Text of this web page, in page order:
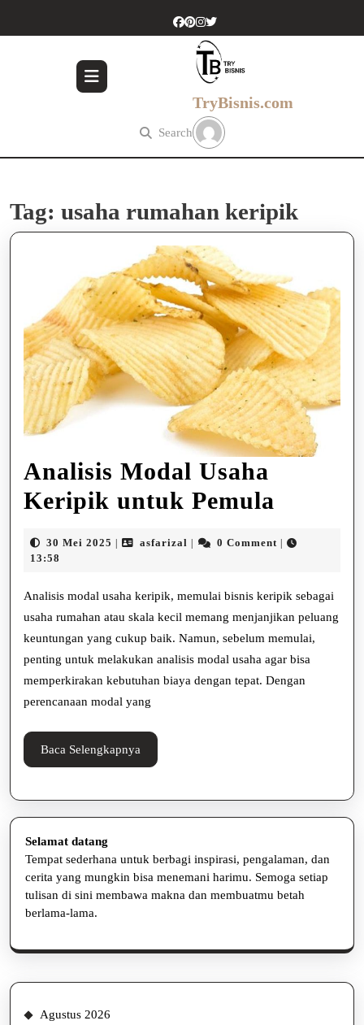
TryBisnis.com
Search
Tag: usaha rumahan keripik
Analisis Modal Usaha
Keripik untuk Pemula
Usaha
Keripik
untuk
Pemula
30 Mei 2025 30
asfarizal asfarizal0 Comment
13:58
Analisis modal usaha keripik, memulai bisnis keripik sebagai
usaha rumahan atau skala kecil memang menjanjikan peluang
keuntungan yang cukup baik. Namun, sebelum memulai,
penting untuk melakukan analisis modal usaha agar bisa
memperkirakan kebutuhan biaya dengan tepat. Dengan
perencanaan modal yang
Baca Selengkapnya
Selengkapnya
Selamat datang
Tempat sederhana untuk berbagi inspirasi, pengalaman, dan
cerita yang mungkin bisa menemani harimu. Semoga setiap
tulisan di sini membawa makna dan membuatmu betah
berlama-lama.
Agustus 2026